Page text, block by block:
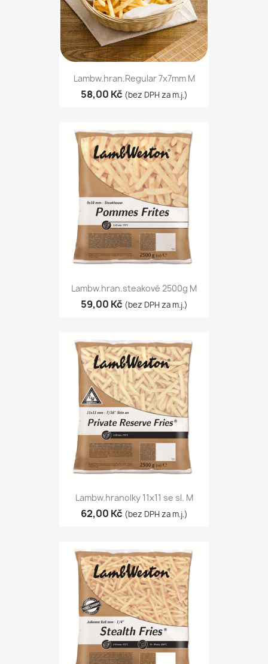
Lambw.hran.Regular 7x7mm M
58,00 Kč (bez DPH za m.j.)
Lambw.hran.steakové 2500g M
59,00 Kč (bez DPH za m.j.)
Lambw.hranolky 11x11 se sl. M
62,00 Kč (bez DPH za m.j.)